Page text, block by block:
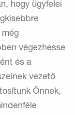
hogy ügyfelei
végezhesse
és a
vezető
Önnek,